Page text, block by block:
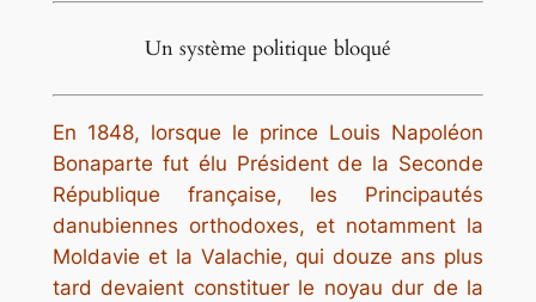
Un système politique bloqué
En 1848, lorsque le prince Louis Napoléon
Bonaparte fut élu Président de la Seconde
République française, les Principautés
danubiennes orthodoxes, et notamment la
Moldavie et la Valachie, qui douze ans plus
tard devaient constituer le noyau dur de la